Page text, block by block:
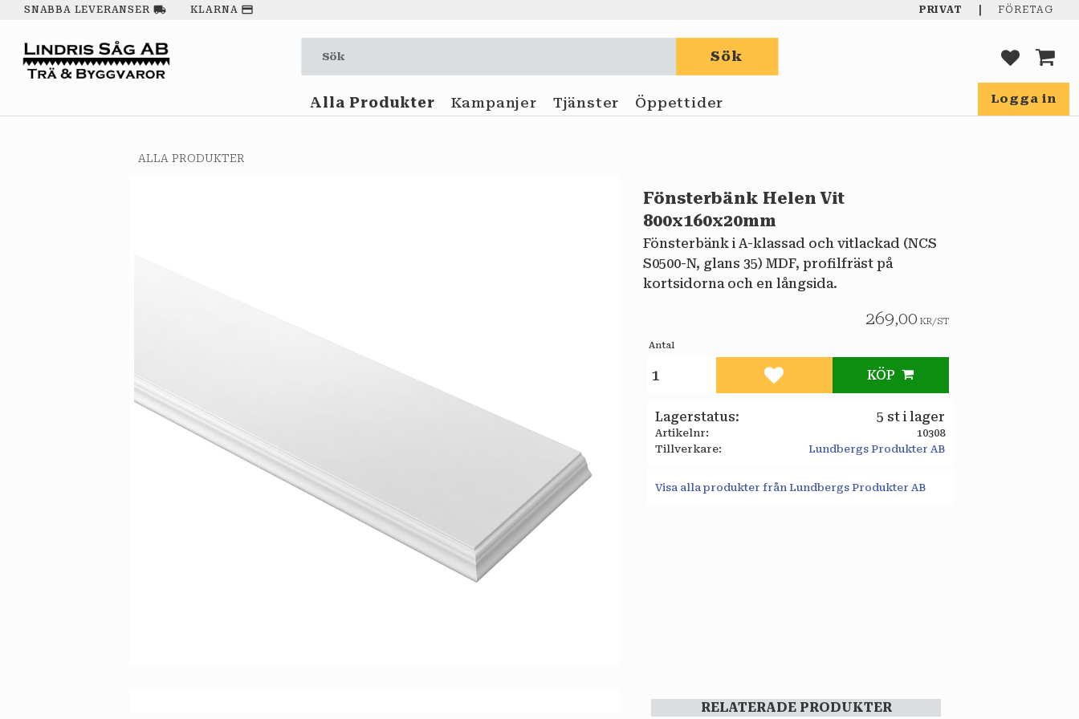
SNABBA LEVERANSER local_shipping KLARNA payment PRIVAT FÖRETAG
Logga in
Sök
Alla Produkter Kampanjer Tjänster Öppettider
ALLA PRODUKTER
Fönsterbänk Helen Vit
800x160x20mm
Fönsterbänk i A-klassad och vitlackad (NCS
S0500-N, glans 35) MDF, profilfräst på
kortsidorna och en långsida.
269,00 KR/ST
Antal
KÖP
Lägg till i favoriter
Lagerstatus 5 st i lager
Artikelnr
10308
Tillverkare
Lundbergs Produkter AB
Visa alla produkter från Lundbergs Produkter AB
RELATERADE PRODUKTER